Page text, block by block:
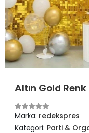
Altın Gold
Marka: redekspres
Kategori: Parti &